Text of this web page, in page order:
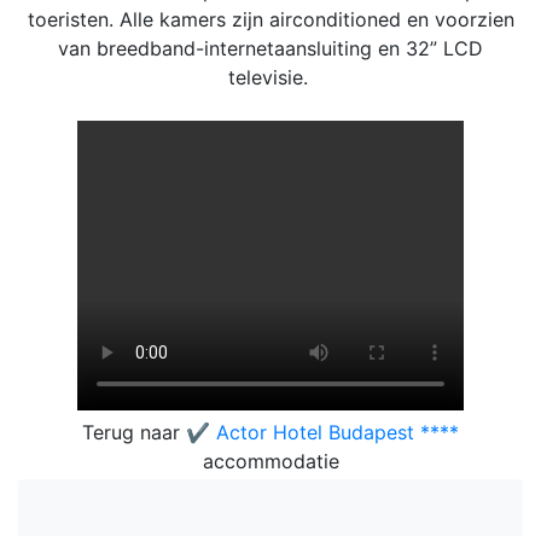
toeristen. Alle kamers zijn airconditioned en voorzien
van breedband-internetaansluiting en 32” LCD
televisie.
Terug naar ✔️ Actor Hotel Budapest ****
accommodatie